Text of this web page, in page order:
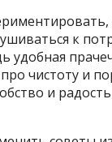
к
удобная
чистоту и
и